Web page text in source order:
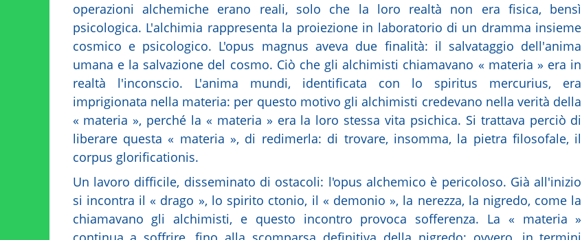
operazioni alchemiche erano reali, solo che la loro realtà non era fisica, bensì
psicologica. L'alchimia rappresenta la proiezione in laboratorio di un dramma insieme
cosmico e psicologico. L'opus magnus aveva due finalità: il salvataggio dell'anima
umana e la salvazione del cosmo. Ciò che gli alchimisti chiamavano « materia » era in
realtà l'inconscio. L'anima mundi, identificata con lo spiritus mercurius, era
imprigionata nella materia: per questo motivo gli alchimisti credevano nella verità della
« materia », perché la « materia » era la loro stessa vita psichica. Si trattava perciò di
liberare questa « materia », di redimerla: di trovare, insomma, la pietra filosofale, il
corpus glorificationis.
Un lavoro difficile, disseminato di ostacoli: l'opus alchemico è pericoloso. Già all'inizio
si incontra il « drago », lo spirito ctonio, il « demonio », la nerezza, la nigredo, come la
chiamavano gli alchimisti, e questo incontro provoca sofferenza. La « materia »